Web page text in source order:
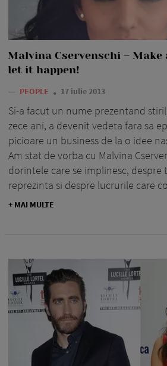
Malvina Cservenschi – Make
let it happen!
— PEOPLE 17 iulie 2013
Si-a facut un nume prezentand
zece ani, a devenit vedeta fara sa
picioare un business de la o idee
Am stat de vorba cu Malvina
dorintele care se implinesc, despre
reprezinta si despre lucrurile care
+ MAI MULTE